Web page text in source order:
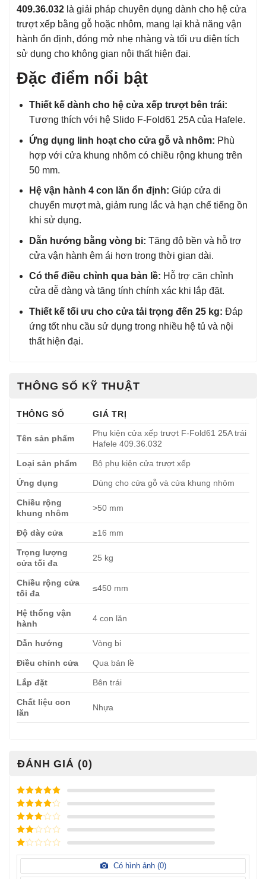
409.36.032 là giải pháp chuyên dụng dành cho hệ cửa
trượt xếp bằng gỗ hoặc nhôm, mang lại khả năng vận
hành ổn định, đóng mở nhẹ nhàng và tối ưu diện tích
sử dụng cho không gian nội thất hiện đại.
Đặc điểm nổi bật
Thiết kế dành cho hệ cửa xếp trượt bên trái:
Tương thích với hệ Slido F-Fold61 25A của Hafele.
Ứng dụng linh hoạt cho cửa gỗ và nhôm: Phù
hợp với cửa khung nhôm có chiều rộng khung trên
50 mm.
Hệ vận hành 4 con lăn ổn định: Giúp cửa di
chuyển mượt mà, giảm rung lắc và hạn chế tiếng ồn
khi sử dụng.
Dẫn hướng bằng vòng bi: Tăng độ bền và hỗ trợ
cửa vận hành êm ái hơn trong thời gian dài.
Có thể điều chỉnh qua bản lề: Hỗ trợ căn chỉnh
cửa dễ dàng và tăng tính chính xác khi lắp đặt.
Thiết kế tối ưu cho cửa tải trọng đến 25 kg: Đáp
ứng tốt nhu cầu sử dụng trong nhiều hệ tủ và nội
thất hiện đại.
THÔNG SỐ KỸ THUẬT
THÔNG SỐ GIÁ TRỊ
Tên sản phẩm
Phụ kiện cửa xếp trượt F-Fold61 25A trái
Hafele 409.36.032
Loại sản phẩm Bộ phụ kiện cửa trượt xếp
Ứng dụng Dùng cho cửa gỗ và cửa khung nhôm
Chiều rộng
khung nhôm
>50 mm
Độ dày cửa ≥16 mm
Trọng lượng
cửa tối đa
25 kg
Chiều rộng cửa
tối đa
≤450 mm
Hệ thống vận
hành
4 con lăn
Dẫn hướng Vòng bi
Điều chỉnh cửa Qua bản lề
Lắp đặt Bên trái
Chất liệu con
lăn
Nhựa
ĐÁNH GIÁ (0)
Được xếp
hạng
5
sao
Được xếp
hạng
sao
Được
xếp
hạng3
5 sao
Được
hạng
sao
Được
Có hình ảnh (0)